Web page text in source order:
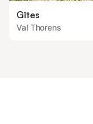
Gîtes
Val Thorens